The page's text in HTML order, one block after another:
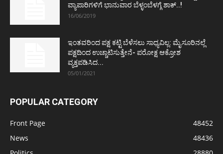
ವ್ಯಾಪಾರಿಗಳಿಗೆ ಭಾನುವಾರ ಬೆಳ್ಳಂಬೆಳಗ್ಗೆ ಶಾಕ್..!
16/06/2019
ಇಂತವರಿಂದ ಪಕ್ಷ ಕಟ್ಟಿ ಬೆಳೆಸಲು ಸಾಧ್ಯವಿಲ್ಲ: ಮೈಸೂರಿನಲ್ಲೆ
ಪಕ್ಷದಿಂದ ಉಚ್ಚಾಟಿಸುತ್ತೇನೆ- ಪರೋಕ್ಷ ಆಕ್ರೋಶ
ವ್ಯಕ್ತಪಡಿಸಿದ...
05/01/2021
POPULAR CATEGORY
Front Page
48452
News
48436